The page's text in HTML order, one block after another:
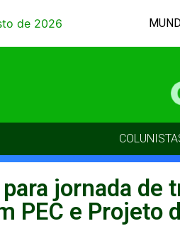
de 2026
jornada de
PEC e Projeto